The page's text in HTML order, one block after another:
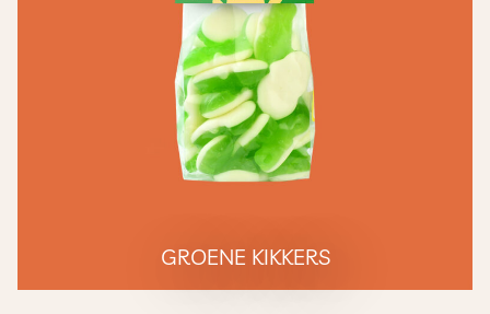
GROENE KIKKERS